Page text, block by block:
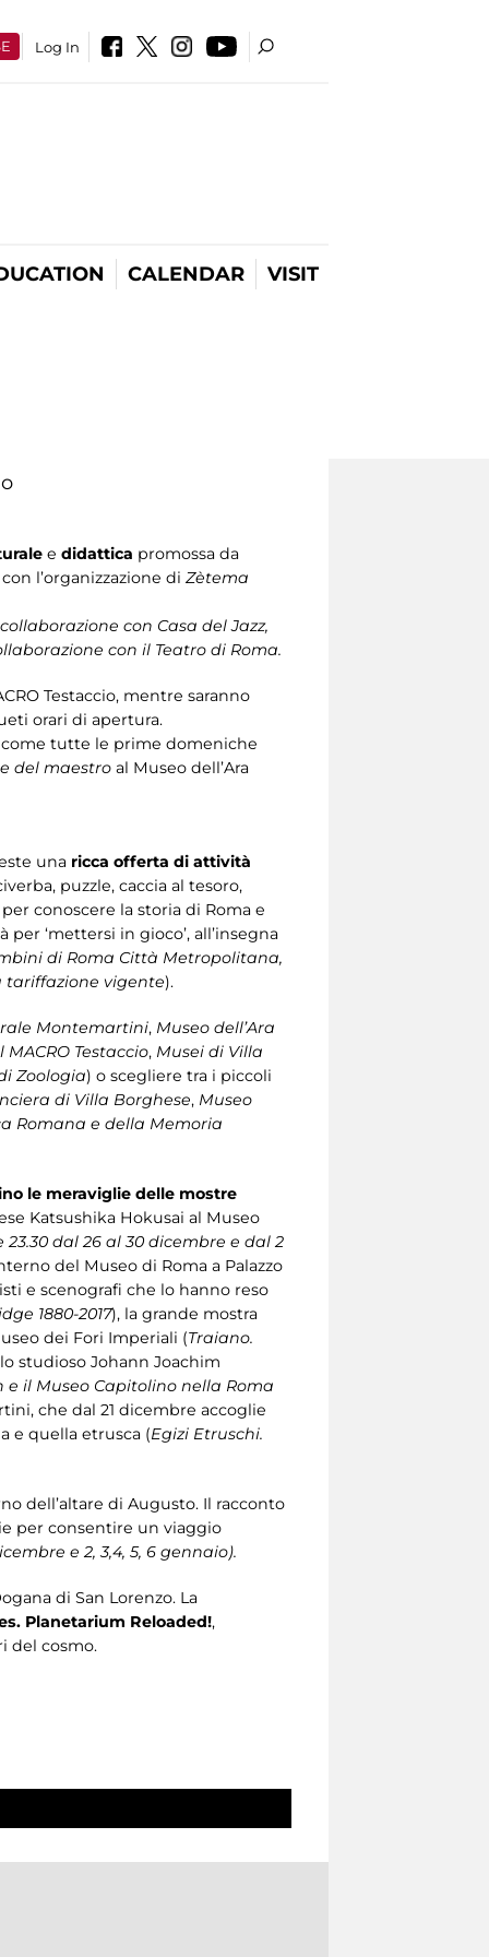
Log In
CALENDAR VISIT
e didattica promossa da
l’organizzazione di Zètema
con Casa del Jazz,
con il Teatro di Roma.
Testaccio, mentre saranno
orari di apertura.
tutte le prime domeniche
del maestro al Museo dell’Ara
una ricca offerta di attività
puzzle, caccia al tesoro,
conoscere la storia di Roma e
‘mettersi in gioco’, all’insegna
di Roma Città Metropolitana,
tariffazione vigente).
Montemartini, Museo dell’Ara
MACRO Testaccio, Musei di Villa
Zoologia) o scegliere tra i piccoli
di Villa Borghese, Museo
Romana e della Memoria
le meraviglie delle mostre
Katsushika Hokusai al Museo
dal 26 al 30 dicembre e dal 2
del Museo di Roma a Palazzo
e scenografi che lo hanno reso
1880-2017), la grande mostra
dei Fori Imperiali (Traiano.
studioso Johann Joachim
il Museo Capitolino nella Roma
che dal 21 dicembre accoglie
e quella etrusca (Egizi Etruschi.
dell’altare di Augusto. Il racconto
per consentire un viaggio
e 2, 3,4, 5, 6 gennaio).
di San Lorenzo. La
Planetarium Reloaded!,
del cosmo.